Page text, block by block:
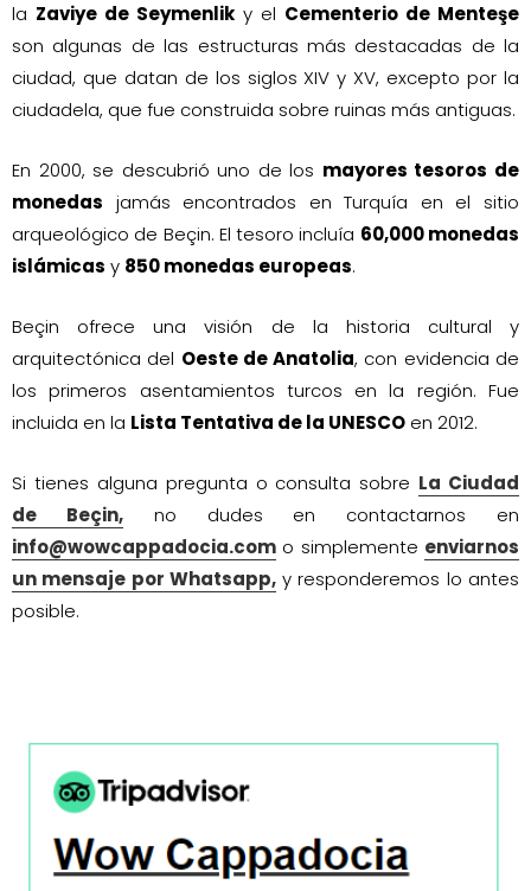
la Zaviye de Seymenlik y el Cementerio de Menteşe
son algunas de las estructuras más destacadas de la
ciudad, que datan de los siglos XIV y XV, excepto por la
ciudadela, que fue construida sobre ruinas más antiguas.
En 2000, se descubrió uno de los mayores tesoros de
monedas jamás encontrados en Turquía en el sitio
arqueológico de Beçin. El tesoro incluía 60,000 monedas
islámicas y 850 monedas europeas.
Beçin ofrece una visión de la historia cultural y
arquitectónica del Oeste de Anatolia, con evidencia de
los primeros asentamientos turcos en la región. Fue
incluida en la Lista Tentativa de la UNESCO en 2012.
Si tienes alguna pregunta o consulta sobre La Ciudad
de Beçin,no dudes en contactarnos en
info@wowcappadocia.com o simplemente enviarnos
un mensaje por Whatsapp,y responderemos lo antes
posible.